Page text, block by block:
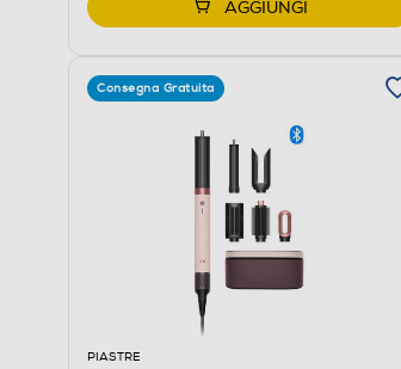
AGGIUNGI
Consegna Gratuita
PIASTRE